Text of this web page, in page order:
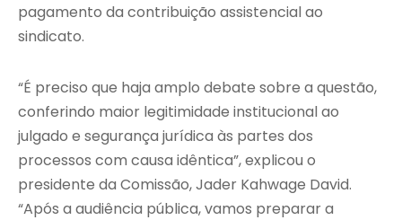
pagamento da contribuição assistencial ao
sindicato.
“É preciso que haja amplo debate sobre a questão,
conferindo maior legitimidade institucional ao
julgado e segurança jurídica às partes dos
processos com causa idêntica”, explicou o
presidente da Comissão, Jader Kahwage David.
“Após a audiência pública, vamos preparar a